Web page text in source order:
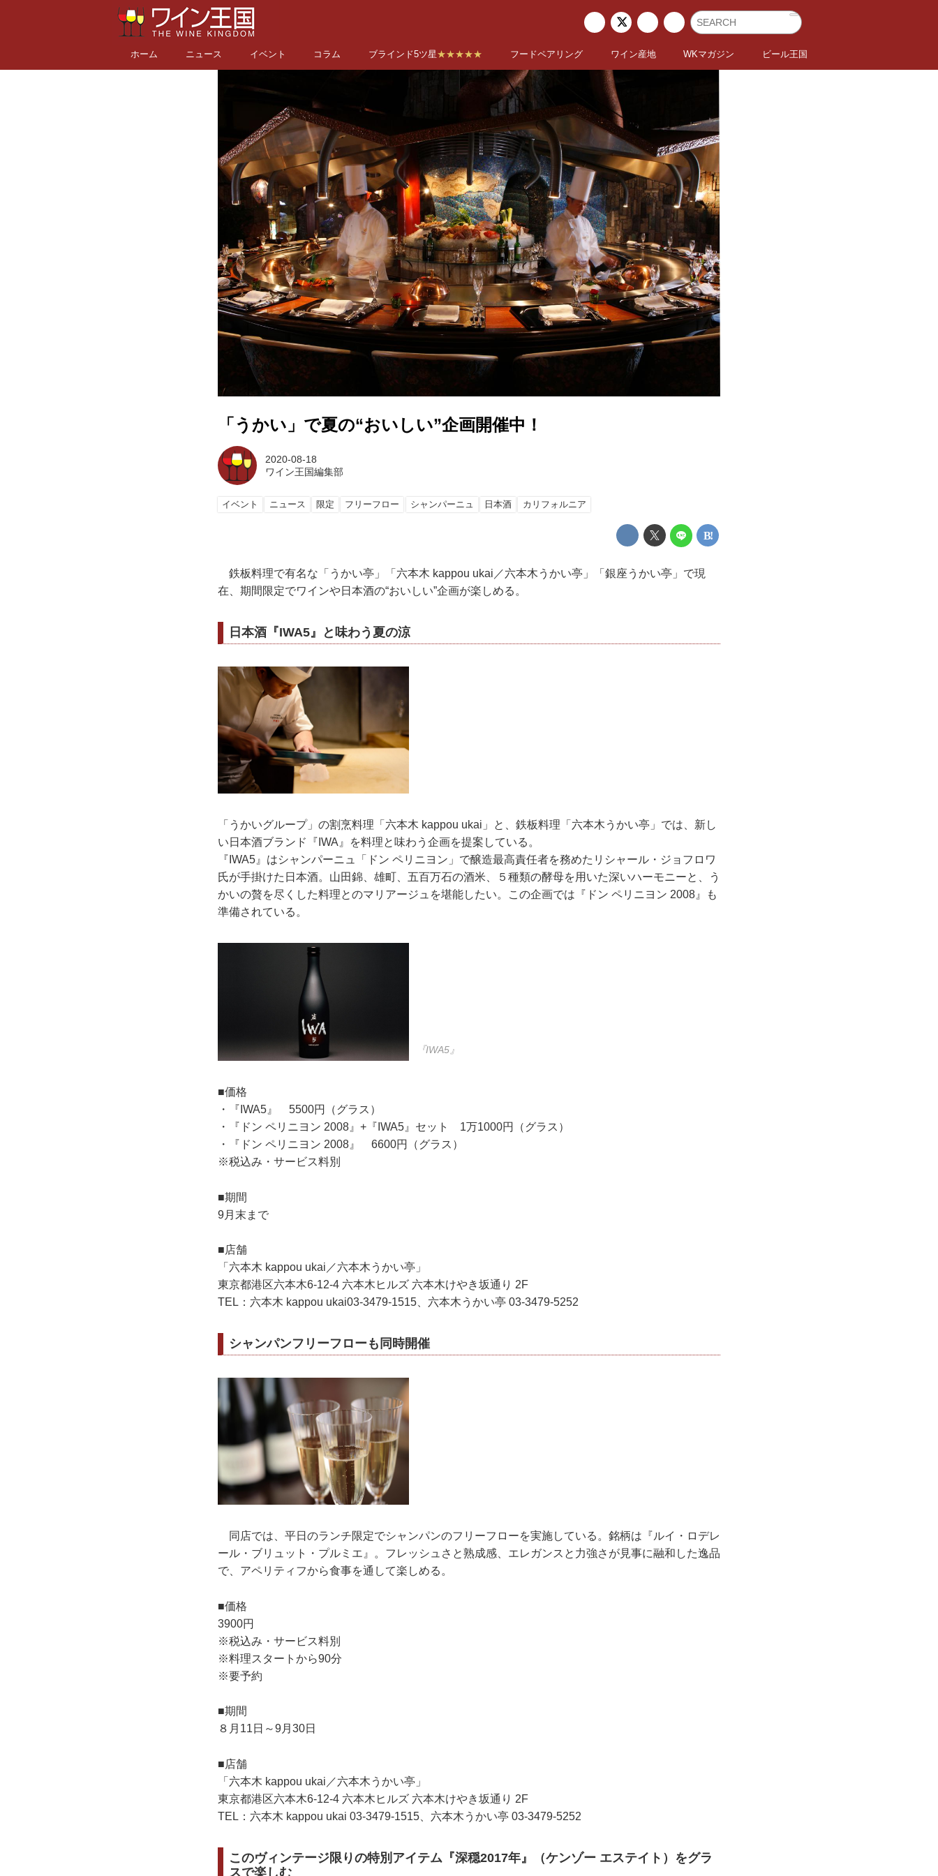
ホーム ニュース イベント コラム ブラインド5ツ星★★★★★ フードペアリング ワイン産地 WKマガジン ビール王国
「うかい」で夏の“おいしい”企画開催中！
2020-08-18
ワイン王国編集部
イベント ニュース 限定 フリーフロー シャンパーニュ 日本酒 カリフォルニア
鉄板料理で有名な「うかい亭」「六本木 kappou ukai／六本木うかい亭」「銀座うかい亭」で現
在、期間限定でワインや日本酒の“おいしい”企画が楽しめる。
日本酒『IWA5』と味わう夏の涼
「うかいグループ」の割烹料理「六本木 kappou ukai」と、鉄板料理「六本木うかい亭」では、新し
い日本酒ブランド『IWA』を料理と味わう企画を提案している。
『IWA5』はシャンパーニュ「ドン ペリニヨン」で醸造最高責任者を務めたリシャール・ジョフロワ
氏が手掛けた日本酒。山田錦、雄町、五百万石の酒米、５種類の酵母を用いた深いハーモニーと、う
かいの贅を尽くした料理とのマリアージュを堪能したい。この企画では『ドン ペリニヨン 2008』も
準備されている。
『IWA5』
■価格
・『IWA5』 5500円（グラス）
・『ドン ペリニヨン 2008』+『IWA5』セット 1万1000円（グラス）
・『ドン ペリニヨン 2008』 6600円（グラス）
※税込み・サービス料別
■期間
9月末まで
■店舗
「六本木 kappou ukai／六本木うかい亭」
東京都港区六本木6-12-4 六本木ヒルズ 六本木けやき坂通り 2F
TEL：六本木 kappou ukai03-3479-1515、六本木うかい亭 03-3479-5252
シャンパンフリーフローも同時開催
同店では、平日のランチ限定でシャンパンのフリーフローを実施している。銘柄は『ルイ・ロデレ
ール・ブリュット・プルミエ』。フレッシュさと熟成感、エレガンスと力強さが見事に融和した逸品
で、アペリティフから食事を通して楽しめる。
■価格
3900円
※税込み・サービス料別
※料理スタートから90分
※要予約
■期間
８月11日～9月30日
■店舗
「六本木 kappou ukai／六本木うかい亭」
東京都港区六本木6-12-4 六本木ヒルズ 六本木けやき坂通り 2F
TEL：六本木 kappou ukai 03-3479-1515、六本木うかい亭 03-3479-5252
このヴィンテージ限りの特別アイテム『深穏2017年』（ケンゾー エステイト）をグラ
スで楽しむ